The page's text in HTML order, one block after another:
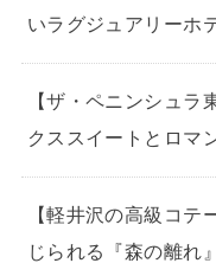
いラグジュアリーホ
【ザ・ペニンシュラ
クススイートとロマ
【軽井沢の高級コ
じられる『森の離れ』